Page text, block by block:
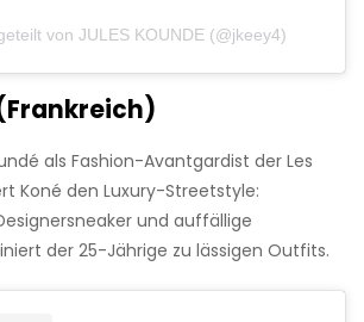
von JULES KOUNDE (@jkeey4)
als Fashion-Avantgardist der Les
Koné den Luxury-Streetstyle:
und auffällige
der 25-Jährige zu lässigen Outfits.